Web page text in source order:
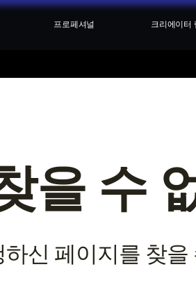
프로페셔널 크리에이터
을 수
신 페이지를 찾을